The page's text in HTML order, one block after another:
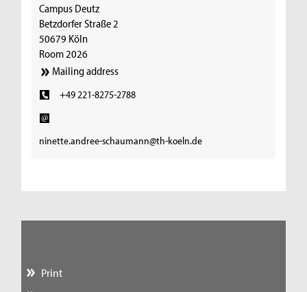
Campus Deutz
Betzdorfer Straße 2
50679 Köln
Room 2026
Mailing address
+49 221-8275-2788
ninette.andree-schaumann@th-koeln.de
Print